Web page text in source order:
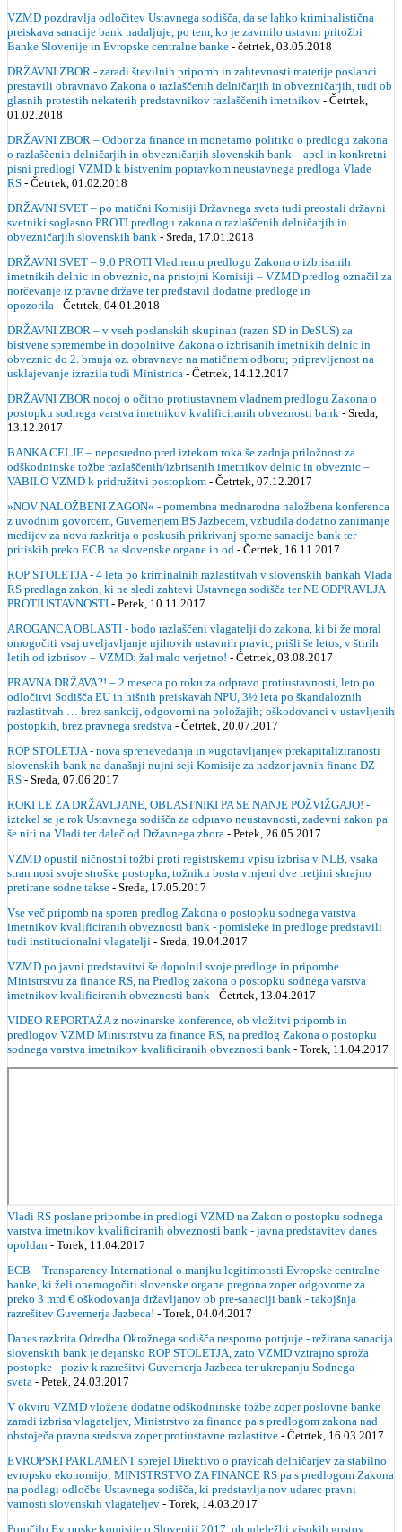
VZMD pozdravlja odločitev Ustavnega sodišča, da se lahko kriminalistična
preiskava sanacije bank nadaljuje, po tem, ko je zavrnilo ustavni pritožbi
Banke Slovenije in Evropske centralne banke - četrtek, 03.05.2018
DRŽAVNI ZBOR - zaradi številnih pripomb in zahtevnosti materije poslanci
prestavili obravnavo Zakona o razlaščenih delničarjih in obvezničarjih, tudi ob
glasnih protestih nekaterih predstavnikov razlaščenih imetnikov - Četrtek,
01.02.2018
DRŽAVNI ZBOR – Odbor za finance in monetarno politiko o predlogu zakona
o razlaščenih delničarjih in obvezničarjih slovenskih bank – apel in konkretni
pisni predlogi VZMD k bistvenim popravkom neustavnega predloga Vlade
RS - Četrtek, 01.02.2018
DRŽAVNI SVET – po matični Komisiji Državnega sveta tudi preostali državni
svetniki soglasno PROTI predlogu zakona o razlaščenih delničarjih in
obvezničarjih slovenskih bank - Sreda, 17.01.2018
DRŽAVNI SVET – 9:0 PROTI Vladnemu predlogu Zakona o izbrisanih
imetnikih delnic in obveznic, na pristojni Komisiji – VZMD predlog označil za
norčevanje iz pravne države ter predstavil dodatne predloge in
opozorila - Četrtek, 04.01.2018
DRŽAVNI ZBOR – v vseh poslanskih skupinah (razen SD in DeSUS) za
bistvene spremembe in dopolnitve Zakona o izbrisanih imetnikih delnic in
obveznic do 2. branja oz. obravnave na matičnem odboru; pripravljenost na
usklajevanje izrazila tudi Ministrica - Četrtek, 14.12.2017
DRŽAVNI ZBOR nocoj o očitno protiustavnem vladnem predlogu Zakona o
postopku sodnega varstva imetnikov kvalificiranih obveznosti bank - Sreda,
13.12.2017
BANKA CELJE – neposredno pred iztekom roka še zadnja priložnost za
odškodninske tožbe razlaščenih/izbrisanih imetnikov delnic in obveznic –
VABILO VZMD k pridružitvi postopkom - Četrtek, 07.12.2017
»NOV NALOŽBENI ZAGON« - pomembna mednarodna naložbena konferenca
z uvodnim govorcem, Guvernerjem BS Jazbecem, vzbudila dodatno zanimanje
medijev za nova razkritja o poskusih prikrivanj sporne sanacije bank ter
pritiskih preko ECB na slovenske organe in od - Četrtek, 16.11.2017
ROP STOLETJA - 4 leta po kriminalnih razlastitvah v slovenskih bankah Vlada
RS predlaga zakon, ki ne sledi zahtevi Ustavnega sodišča ter NE ODPRAVLJA
PROTIUSTAVNOSTI - Petek, 10.11.2017
AROGANCA OBLASTI - bodo razlaščeni vlagatelji do zakona, ki bi že moral
omogočiti vsaj uveljavljanje njihovih ustavnih pravic, prišli še letos, v štirih
letih od izbrisov – VZMD: žal malo verjetno! - Četrtek, 03.08.2017
PRAVNA DRŽAVA?! – 2 meseca po roku za odpravo protiustavnosti, leto po
odločitvi Sodišča EU in hišnih preiskavah NPU, 3½ leta po škandaloznih
razlastitvah … brez sankcij, odgovorni na položajih; oškodovanci v ustavljenih
postopkih, brez pravnega sredstva - Četrtek, 20.07.2017
ROP STOLETJA - nova sprenevedanja in »ugotavljanje« prekapitaliziranosti
slovenskih bank na današnji nujni seji Komisije za nadzor javnih financ DZ
RS - Sreda, 07.06.2017
ROKI LE ZA DRŽAVLJANE, OBLASTNIKI PA SE NANJE POŽVIŽGAJO! -
iztekel se je rok Ustavnega sodišča za odpravo neustavnosti, zadevni zakon pa
še niti na Vladi ter daleč od Državnega zbora - Petek, 26.05.2017
VZMD opustil ničnostni tožbi proti registrskemu vpisu izbrisa v NLB, vsaka
stran nosi svoje stroške postopka, tožniku bosta vrnjeni dve tretjini skrajno
pretirane sodne takse - Sreda, 17.05.2017
Vse več pripomb na sporen predlog Zakona o postopku sodnega varstva
imetnikov kvalificiranih obveznosti bank - pomisleke in predloge predstavili
tudi institucionalni vlagatelji - Sreda, 19.04.2017
VZMD po javni predstavitvi še dopolnil svoje predloge in pripombe
Ministrstvu za finance RS, na Predlog zakona o postopku sodnega varstva
imetnikov kvalificiranih obveznosti bank - Četrtek, 13.04.2017
VIDEO REPORTAŽA z novinarske konference, ob vložitvi pripomb in
predlogov VZMD Ministrstvu za finance RS, na predlog Zakona o postopku
sodnega varstva imetnikov kvalificiranih obveznosti bank - Torek, 11.04.2017
Vladi RS poslane pripombe in predlogi VZMD na Zakon o postopku sodnega
varstva imetnikov kvalificiranih obveznosti bank - javna predstavitev danes
opoldan - Torek, 11.04.2017
ECB – Transparency International o manjku legitimonsti Evropske centralne
banke, ki želi onemogočiti slovenske organe pregona zoper odgovorne za
preko 3 mrd € oškodovanja državljanov ob pre-sanaciji bank - takojšnja
razrešitev Guvernerja Jazbeca! - Torek, 04.04.2017
Danes razkrita Odredba Okrožnega sodišča nesporno potrjuje - režirana sanacija
slovenskih bank je dejansko ROP STOLETJA, zato VZMD vztrajno sproža
postopke - poziv k razrešitvi Guvernerja Jazbeca ter ukrepanju Sodnega
sveta - Petek, 24.03.2017
V okviru VZMD vložene dodatne odškodninske tožbe zoper poslovne banke
zaradi izbrisa vlagateljev, Ministrstvo za finance pa s predlogom zakona nad
obstoječa pravna sredstva zoper protiustavne razlastitve - Četrtek, 16.03.2017
EVROPSKI PARLAMENT sprejel Direktivo o pravicah delničarjev za stabilno
evropsko ekonomijo; MINISTRSTVO ZA FINANCE RS pa s predlogom Zakona
na podlagi odločbe Ustavnega sodišča, ki predstavlja nov udarec pravni
varnosti slovenskih vlagateljev - Torek, 14.03.2017
Poročilo Evropske komisije o Sloveniji 2017, ob udeležbi visokih gostov,